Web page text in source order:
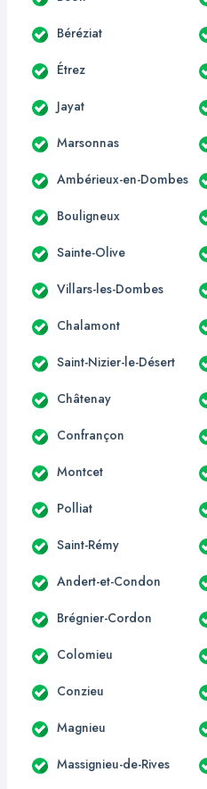
Béréziat
Étrez
Jayat
Marsonnas
Ambérieux-en-Dombes
Bouligneux
Sainte-Olive
Villars-les-Dombes
Chalamont
Saint-Nizier-le-Désert
Châtenay
Confrançon
Montcet
Polliat
Saint-Rémy
Andert-et-Condon
Brégnier-Cordon
Colomieu
Conzieu
Magnieu
Massignieu-de-Rives